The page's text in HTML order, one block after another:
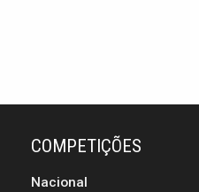
COMPETIÇÕES
Nacional